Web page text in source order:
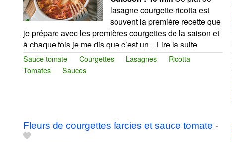
lasagne courgette-ricotta est
souvent la première recette que
je prépare avec les premières courgettes de la saison et
à chaque fois je me dis que c’est un... Lire la suite
Sauce tomate Courgettes Lasagnes
Ricotta
Tomates
Sauces
Fleurs de courgettes farcies et sauce tomate -